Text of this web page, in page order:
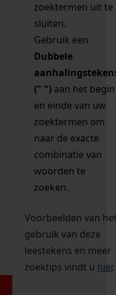
zoektermen uit te
sluiten.
Gebruik een
Dubbele
(" ") aan het begin
en einde van uw
zoektermen om
naar de exacte
combinatie van
woorden te
zoeken.
Voorbeelden van
gebruik van deze
leestekens en meer
zoektips vindt u hier.